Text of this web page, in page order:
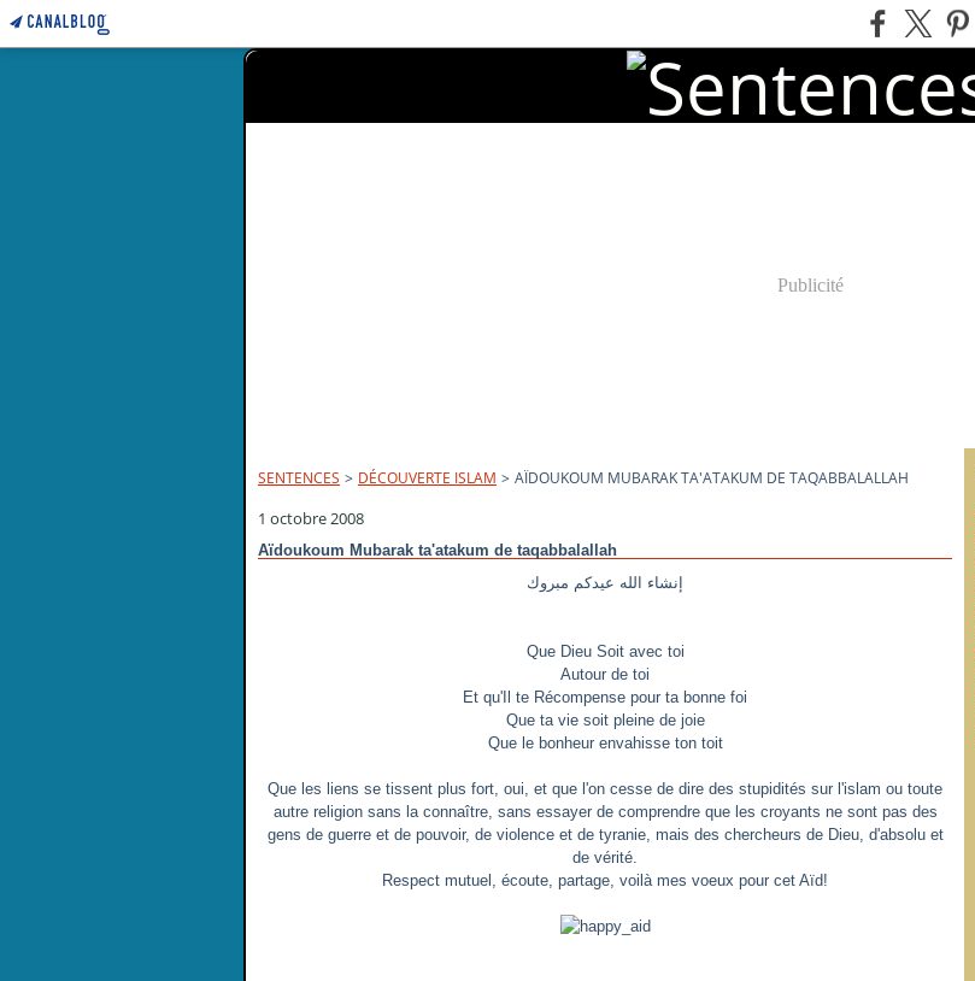
Publicité
SENTENCES > DÉCOUVERTE ISLAM > AÏDOUKOUM MUBARAK TA'ATAKUM DE TAQABBALALLAH
1 octobre 2008
Aïdoukoum Mubarak ta'atakum de taqabbalallah
إنشاء الله عيدكم مبروك
Que Dieu Soit avec toi
Autour de toi
Et qu'Il te Récompense pour ta bonne foi
Que ta vie soit pleine de joie
Que le bonheur envahisse ton toit
Que les liens se tissent plus fort, oui, et que l'on cesse de dire des stupidités sur l'islam ou toute
autre religion sans la connaître, sans essayer de comprendre que les croyants ne sont pas des
gens de guerre et de pouvoir, de violence et de tyranie, mais des chercheurs de Dieu, d'absolu et
de vérité.
Respect mutuel, écoute, partage, voilà mes voeux pour cet Aïd!